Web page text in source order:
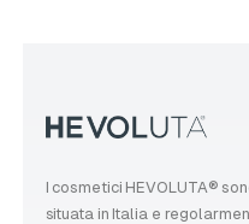
I cosmetici HEVOLUTA®
situata in Italia e